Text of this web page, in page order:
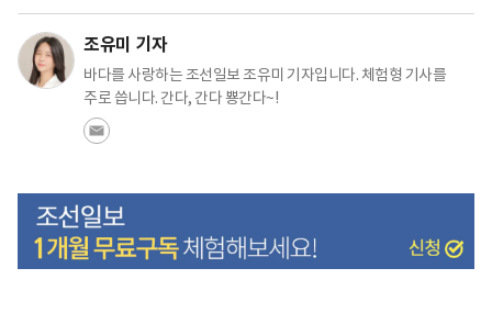
조유미 기자
바다를 사랑하는 조선일보 조유미 기자입니다. 체험형 기사를
주로 씁니다. 간다, 간다 뿅간다~!